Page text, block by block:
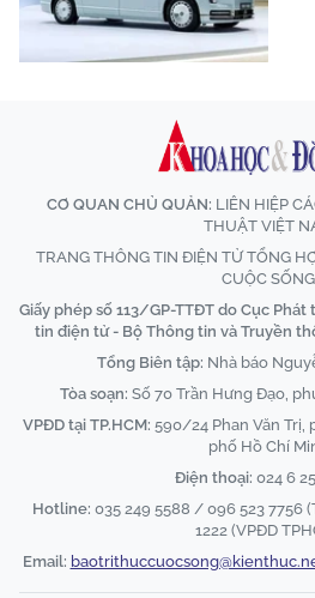
CƠ QUAN CHỦ QUẢN: LIÊN HIỆP
THUẬT VIỆT
TRANG THÔNG TIN ĐIỆN TỬ TỔNG
CUỘC SỐNG
Giấy phép số 113/GP-TTĐT do Cục
tin điện tử - Bộ Thông tin và Truyền
Tổng Biên tập: Nhà báo
Tòa soạn: Số 70 Trần Hưng Đạo,
VPĐD tại TP.HCM: 590/24 Phan Văn Trị,
phố Hồ Chí
Điện thoại: 024 6
Hotline: 035 249 5588 / 096 523 7756
1222 (VPĐD
Email: